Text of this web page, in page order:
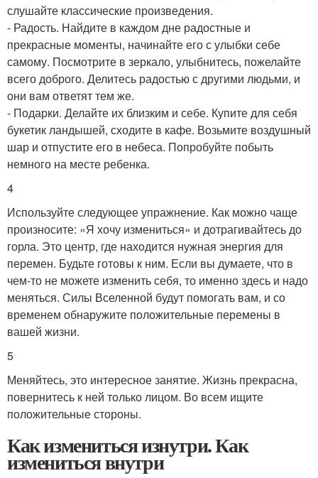
слушайте классические произведения.
- Радость. Найдите в каждом дне радостные и
прекрасные моменты, начинайте его с улыбки себе
самому. Посмотрите в зеркало, улыбнитесь, пожелайте
всего доброго. Делитесь радостью с другими людьми, и
они вам ответят тем же.
- Подарки. Делайте их близким и себе. Купите для себя
букетик ландышей, сходите в кафе. Возьмите воздушный
шар и отпустите его в небеса. Попробуйте побыть
немного на месте ребенка.
4
Используйте следующее упражнение. Как можно чаще
произносите: «Я хочу измениться» и дотрагивайтесь до
горла. Это центр, где находится нужная энергия для
перемен. Будьте готовы к ним. Если вы думаете, что в
чем-то не можете изменить себя, то именно здесь и надо
меняться. Силы Вселенной будут помогать вам, и со
временем обнаружите положительные перемены в
вашей жизни.
5
Меняйтесь, это интересное занятие. Жизнь прекрасна,
повернитесь к ней только лицом. Во всем ищите
положительные стороны.
Как измениться изнутри. Как
измениться внутри